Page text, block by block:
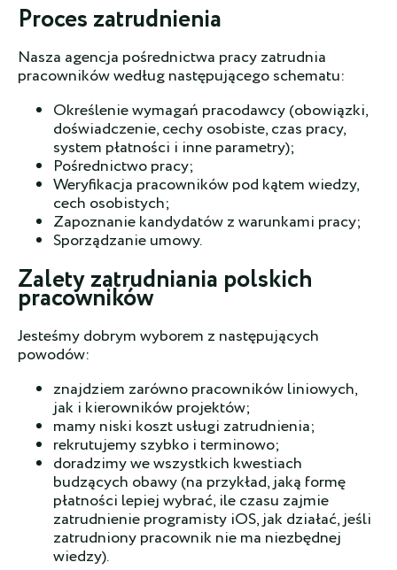
Proces zatrudnienia
Nasza agencja pośrednictwa pracy zatrudnia
pracowników według następującego schematu:
Określenie wymagań pracodawcy (obowiązki,
doświadczenie, cechy osobiste, czas pracy,
system płatności i inne parametry);
Pośrednictwo pracy;
Weryfikacja pracowników pod kątem wiedzy,
cech osobistych;
Zapoznanie kandydatów z warunkami pracy;
Sporządzanie umowy.
Zalety zatrudniania polskich
pracowników
Jesteśmy dobrym wyborem z następujących
powodów:
znajdziem zarówno pracowników liniowych,
jak i kierowników projektów;
mamy niski koszt usługi zatrudnienia;
rekrutujemy szybko i terminowo;
doradzimy we wszystkich kwestiach
budzących obawy (na przykład, jaką formę
płatności lepiej wybrać, ile czasu zajmie
zatrudnienie programisty iOS, jak działać, jeśli
zatrudniony pracownik nie ma niezbędnej
wiedzy).